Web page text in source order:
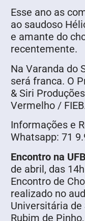
Esse ano as
ao saudoso
e amante do
recentemente.
Na Varanda do
será franca. O
& Siri
Vermelho /
Informações e
Whatsapp: 71
Encontro na
de abril, das
Encontro de
realizado no
Universitária
Rubim de